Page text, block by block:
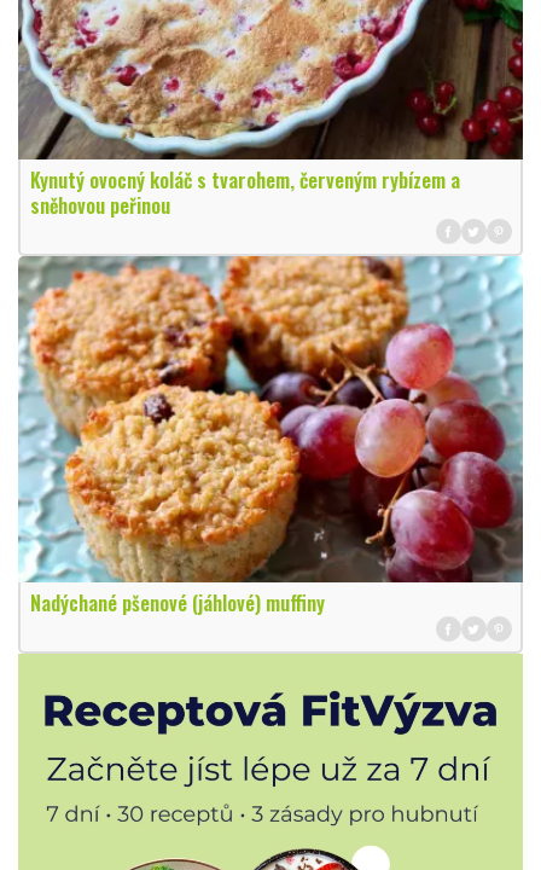
Kynutý ovocný koláč s tvarohem, červeným rybízem a
sněhovou peřinou
Nadýchané pšenové (jáhlové) muffiny